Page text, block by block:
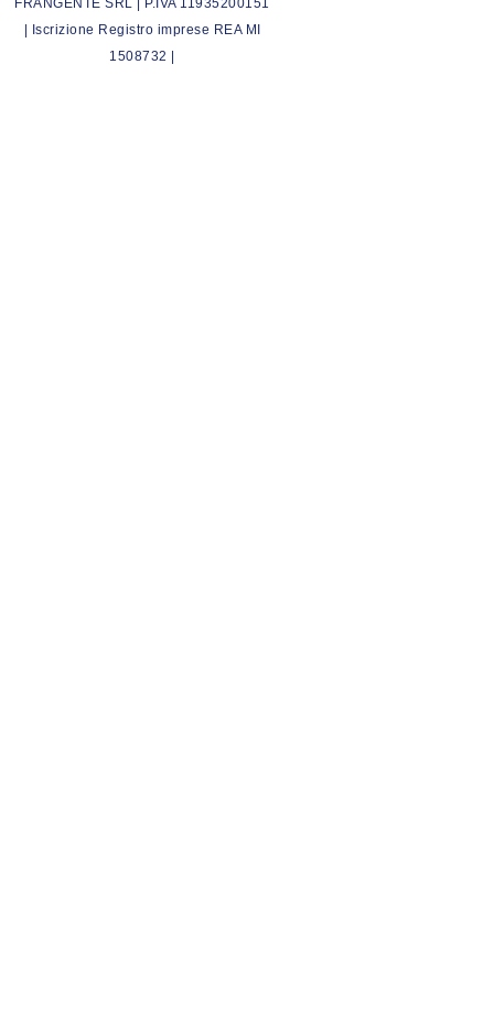
FRANGENTE SRL | P.IVA 11935200151
| Iscrizione Registro imprese REA MI
1508732 |